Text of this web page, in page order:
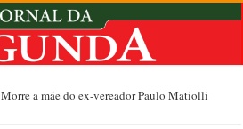
Morre a mãe do ex-vereador Paulo Matiolli